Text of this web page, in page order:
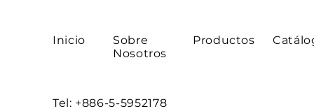
Inicio
Sobre
Nosotros
Productos
Tel: +886-5-5952178